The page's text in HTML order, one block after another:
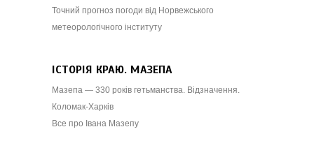
Точний прогноз погоди від Норвежського
метеорологічного інституту
ІСТОРІЯ КРАЮ. МАЗЕПА
Мазепа — 330 років гетьманства. Відзначення.
Коломак-Харків
Все про Івана Мазепу